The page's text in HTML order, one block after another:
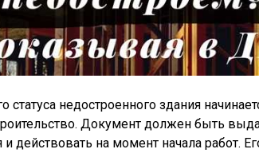
недостроенного здания
Документ должен быть
действовать на момент начала работ.